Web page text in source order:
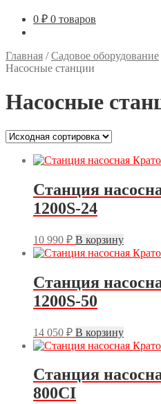
0 ₽ 0 товаров
Главная /Садовое оборудование
Насосные станции
Насосные
Станция
1200S-24
10 990 ₽ В корзину
Станция
1200S-50
14 050 ₽ В корзину
Станция
800CI